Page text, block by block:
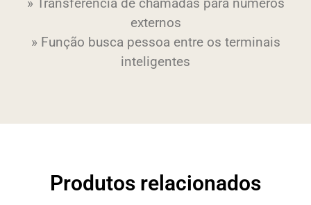
» Transferência de chamadas para números
externos
» Função busca pessoa entre os terminais
inteligentes
Produtos relacionados